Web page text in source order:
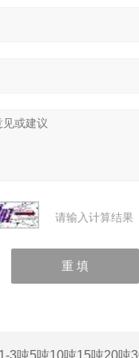
请输入计算结果
3吨5吨10吨15吨20吨